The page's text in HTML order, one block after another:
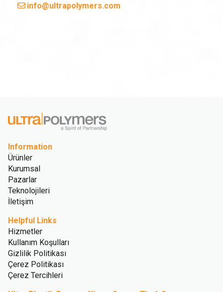
info@ultrapolymers.com
Information
Ürünler
Kurumsal
Pazarlar
Teknolojileri
İletişim
Helpful Links
Hizmetler
Kullanım Koşulları
Gizlilik Politikası
Çerez Politikası
Çerez Tercihleri